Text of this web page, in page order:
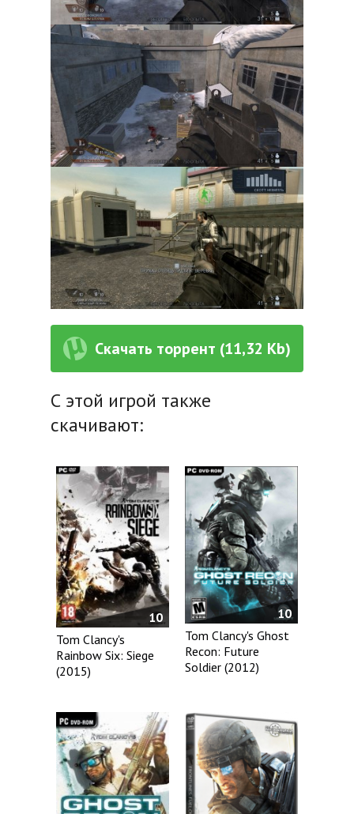
Скачать торрент (11,32 Kb)
С этой игрой также
скачивают:
10
Tom Clancy's
Rainbow Six: Siege
(2015)
10
Tom Clancy's Ghost
Recon: Future
Soldier (2012)